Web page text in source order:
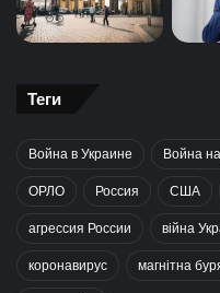
Теги
Война в Украине Война
ОРЛО Россия США
агрессия России війна
коронавирус магнітна